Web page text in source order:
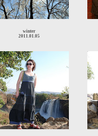
winter
2011.01.05